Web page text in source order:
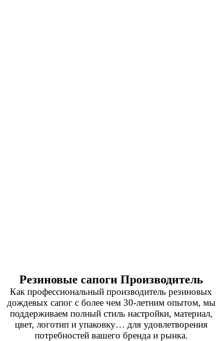
Резиновые сапоги Производитель
Как профессиональный производитель резиновых
дождевых сапог с более чем 30-летним опытом, мы
поддерживаем полный стиль настройки, материал,
цвет, логотип и упаковку… для удовлетворения
потребностей вашего бренда и рынка.